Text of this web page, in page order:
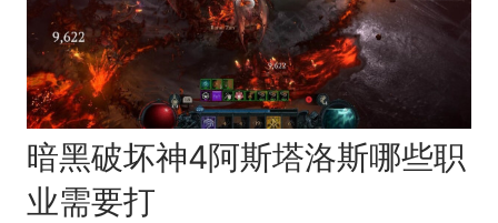
暗黑破坏神4阿斯塔洛斯哪些职
业需要打